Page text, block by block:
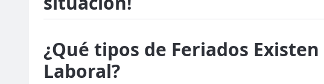
¿Qué tipos de Feriados
Laboral?